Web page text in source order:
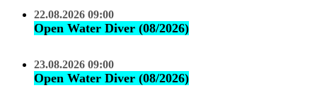
22.08.2026 09:00
Open Water Diver (08/2026)
23.08.2026 09:00
Open Water Diver (08/2026)